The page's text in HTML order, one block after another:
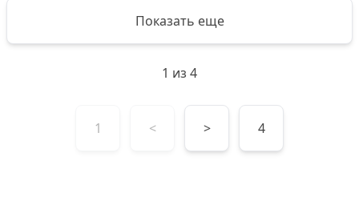
Показать еще
1 из 4
1 < > 4